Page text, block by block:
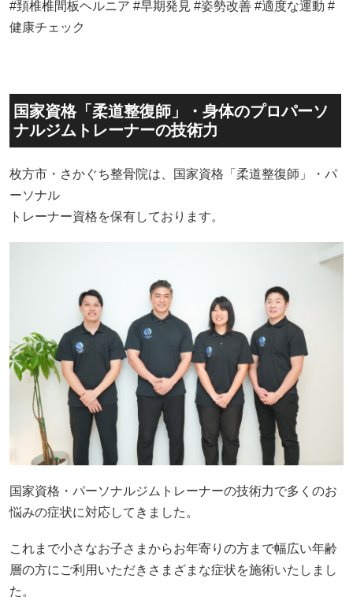
#頚椎椎間板ヘルニア #早期発見 #姿勢改善 #適度な運動 #
健康チェック
国家資格「柔道整復師」・身体のプロパーソ
ナルジムトレーナーの技術力
枚方市・さかぐち整骨院は、国家資格「柔道整復師」・パ
ーソナル
トレーナー資格を保有しております。
国家資格・パーソナルジムトレーナーの技術力で多くのお
悩みの症状に対応してきました。
これまで小さなお子さまからお年寄りの方まで幅広い年齢
層の方にご利用いただきさまざまな症状を施術いたしまし
た。